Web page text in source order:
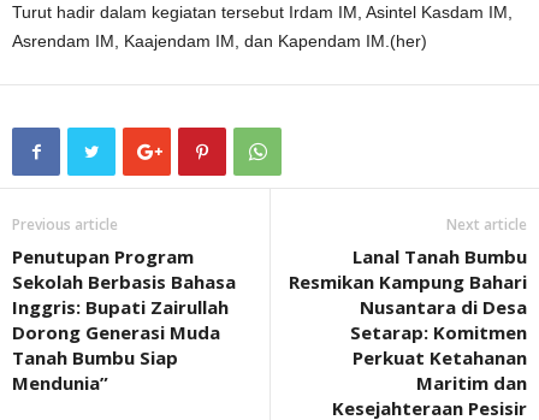
Turut hadir dalam kegiatan tersebut Irdam IM, Asintel Kasdam IM,
Asrendam IM, Kaajendam IM, dan Kapendam IM.(her)
Previous article
Penutupan Program
Sekolah Berbasis Bahasa
Inggris: Bupati Zairullah
Dorong Generasi Muda
Tanah Bumbu Siap
Mendunia”
Next article
Lanal Tanah Bumbu
Resmikan Kampung Bahari
Nusantara di Desa
Setarap: Komitmen
Perkuat Ketahanan
Maritim dan
Kesejahteraan Pesisir